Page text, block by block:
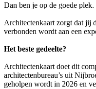
Dan ben je op de goede plek.
Architectenkaart zorgt dat jij
verbonden wordt aan een
Het beste gedeelte?
Architectenkaart doet dit
architectenbureau’s uit
geholpen wordt in 2026 en